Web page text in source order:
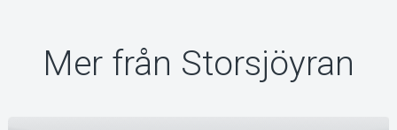
Mer från Storsjöyran